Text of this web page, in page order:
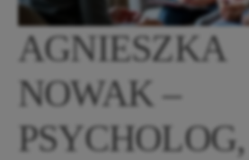
AGNIESZKA
NOWAK –
PSYCHOLOG,